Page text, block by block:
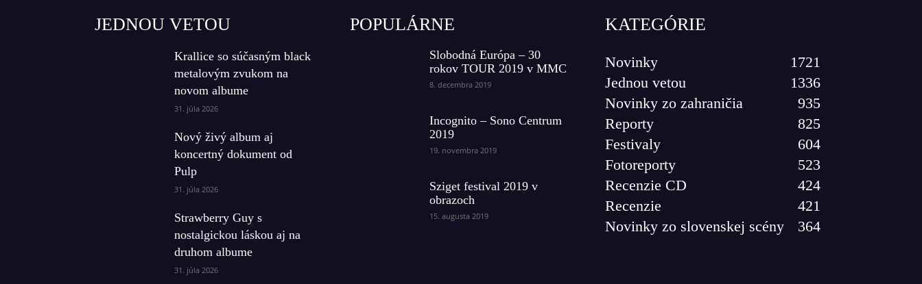
JEDNOU VETOU
Krallice so súčasným black
metalovým zvukom na
novom albume
31. júla 2026
Nový živý album aj
koncertný dokument od
Pulp
31. júla 2026
Strawberry Guy s
nostalgickou láskou aj na
druhom albume
31. júla 2026
POPULÁRNE
Slobodná Európa – 30
rokov TOUR 2019 v MMC
8. decembra 2019
Incognito – Sono Centrum
2019
19. novembra 2019
Sziget festival 2019 v
obrazoch
15. augusta 2019
KATEGÓRIE
Novinky
1721
Jednou vetou
1336
Novinky zo zahraničia
935
Reporty
825
Festivaly
604
Fotoreporty
523
Recenzie CD
424
Recenzie
421
Novinky zo slovenskej scény
364